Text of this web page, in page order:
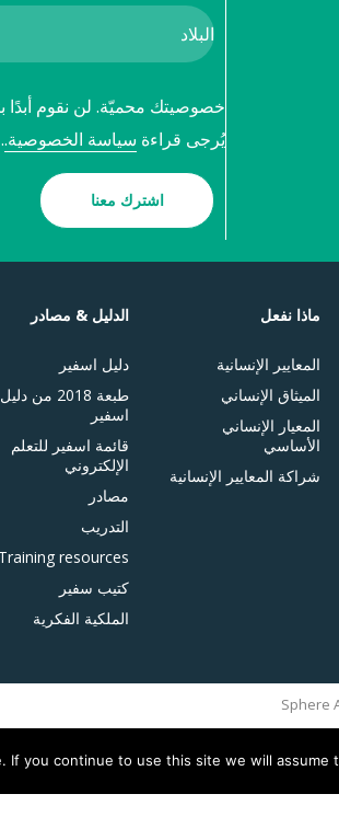
خصوصيتك محميّة. لن نقوم أبدًا
يُرجى قراءة سياسة الخصوصية..
اشترك معنا
ماذا نفعل
المعايير الإنسانية
الميثاق الإنساني
المعيار الإنساني
الأساسي
شراكة المعايير الإنسانية
الدليل & مصادر
دليل اسفير
طبعة 2018 من دليل
اسفير
قائمة اسفير للتعلم
الإلكتروني
مصادر
التدريب
Training resources
كتيب سفير
الملكية الفكرية
Sphere
you continue to use this site we will assume